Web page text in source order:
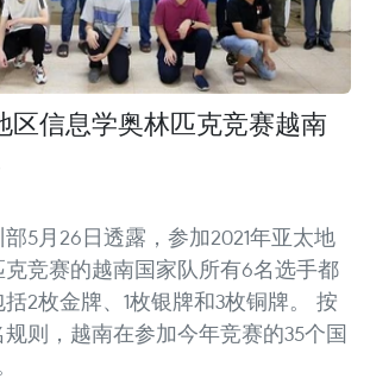
区信息学奥林匹克竞赛越南
5月26日透露，参加2021年亚太地
竞赛的越南国家队所有6名选手都
2枚金牌、1枚银牌和3枚铜牌。 按
则，越南在参加今年竞赛的35个国